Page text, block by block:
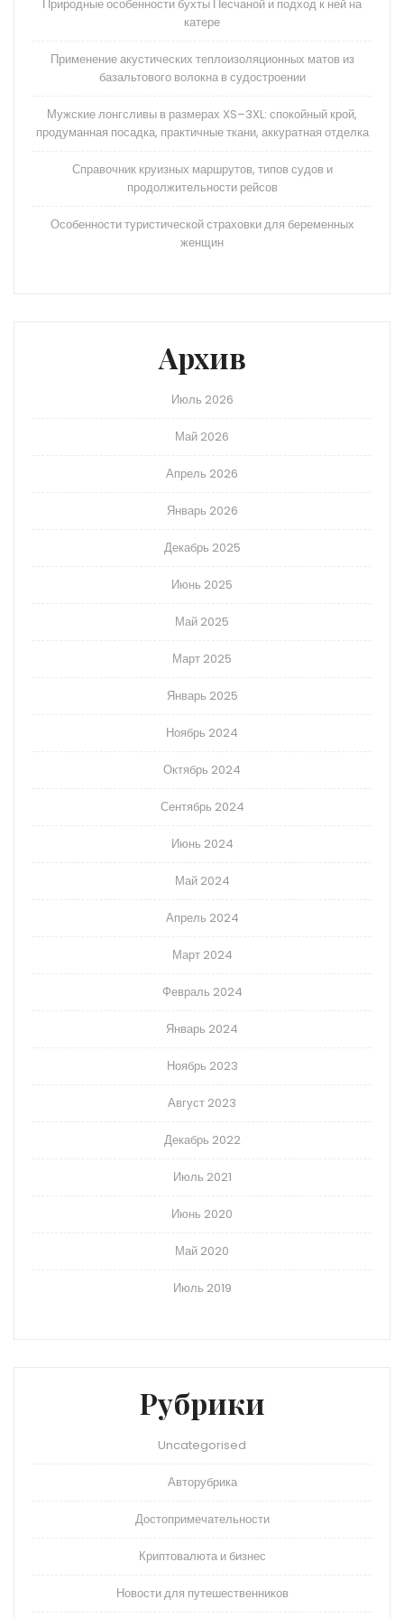
Природные особенности бухты Песчаной и подход к ней на
катере
Применение акустических теплоизоляционных матов из
базальтового волокна в судостроении
Мужские лонгсливы в размерах XS–3XL: спокойный крой,
продуманная посадка, практичные ткани, аккуратная отделка
Справочник круизных маршрутов, типов судов и
продолжительности рейсов
Особенности туристической страховки для беременных
женщин
Архив
Июль 2026
Май 2026
Апрель 2026
Январь 2026
Декабрь 2025
Июнь 2025
Май 2025
Март 2025
Январь 2025
Ноябрь 2024
Октябрь 2024
Сентябрь 2024
Июнь 2024
Май 2024
Апрель 2024
Март 2024
Февраль 2024
Январь 2024
Ноябрь 2023
Август 2023
Декабрь 2022
Июль 2021
Июнь 2020
Май 2020
Июль 2019
Рубрики
Uncategorised
Авторубрика
Достопримечательности
Криптовалюта и бизнес
Новости для путешественников